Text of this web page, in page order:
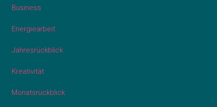
Business
Energiearbeit
Jahresrückblick
Kreativität
Monatsrückblick